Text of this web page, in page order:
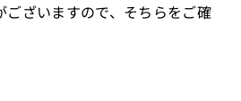
ございますので、そちらをご確